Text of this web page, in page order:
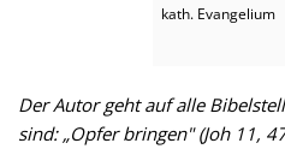
kath. Evangelium
Der Autor geht auf alle
sind: „Opfer bringen" (Joh 11,